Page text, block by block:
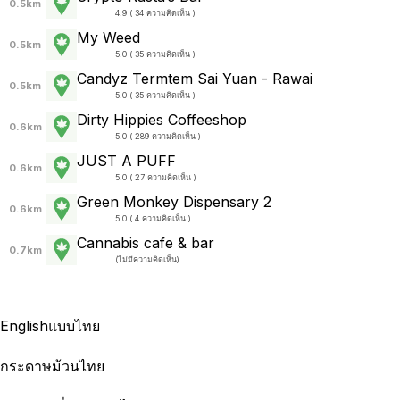
0.5km
4.9 ( 34 ความคิดเห็น )
0.5km My Weed
5.0 ( 35 ความคิดเห็น )
0.5km Candyz Termtem Sai Yuan - Rawai
5.0 ( 35 ความคิดเห็น )
0.6km Dirty Hippies Coffeeshop
5.0 ( 289 ความคิดเห็น )
0.6km JUST A PUFF
5.0 ( 27 ความคิดเห็น )
0.6km Green Monkey Dispensary 2
5.0 ( 4 ความคิดเห็น )
0.7km Cannabis cafe & bar
(ไม่มีความคิดเห็น)
Englishแบบไทย
กระดาษม้วนไทย